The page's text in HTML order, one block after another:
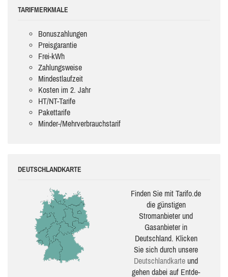
TARIFMERKMALE
Bonuszahlungen
Preisgarantie
Frei-kWh
Zahlungsweise
Mindestlaufzeit
Kosten im 2. Jahr
HT/NT-Tarife
Pakettarife
Minder-/Mehrverbrauchstarif
DEUTSCHLANDKARTE
Finden Sie mit Tarifo.de
die güns­ti­gen
Stromanbieter und
Gasanbieter in
Deutschland. Klicken
Sie sich durch unsere
Deutsch­land­karte und
gehen dabei auf Ent­de­